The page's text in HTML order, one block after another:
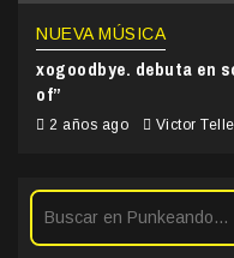
NUEVA MÚSICA
xogoodbye. debuta en
of”
2 años ago Victor